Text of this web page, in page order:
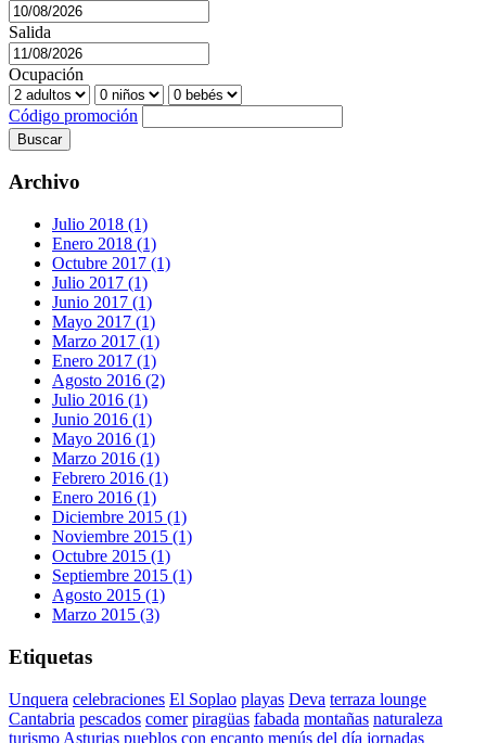
Salida
Ocupación
Código promoción
Buscar
Archivo
Julio 2018 (1)
Enero 2018 (1)
Octubre 2017 (1)
Julio 2017 (1)
Junio 2017 (1)
Mayo 2017 (1)
Marzo 2017 (1)
Enero 2017 (1)
Agosto 2016 (2)
Julio 2016 (1)
Junio 2016 (1)
Mayo 2016 (1)
Marzo 2016 (1)
Febrero 2016 (1)
Enero 2016 (1)
Diciembre 2015 (1)
Noviembre 2015 (1)
Octubre 2015 (1)
Septiembre 2015 (1)
Agosto 2015 (1)
Marzo 2015 (3)
Etiquetas
Unquera celebraciones El Soplao playas Deva terraza lounge
Cantabria pescados comer piragüas fabada montañas naturaleza
turismo Asturias pueblos con encanto menús del día jornadas